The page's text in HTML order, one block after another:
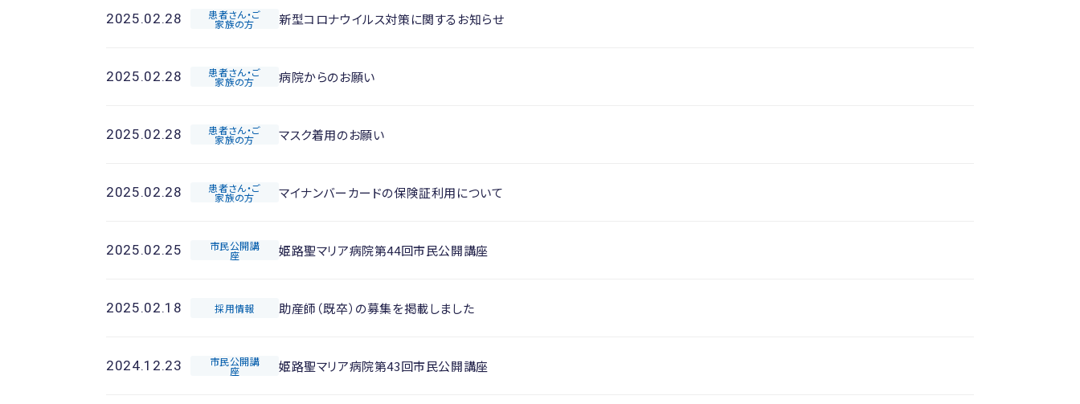
2025.02.28 患者さん・ご
家族の方 新型コロナウイルス対策に関するお知らせ
2025.02.28 患者さん・ご
家族の方 病院からのお願い
2025.02.28 患者さん・ご
家族の方 マスク着用のお願い
2025.02.28 患者さん・ご
家族の方 マイナンバーカードの保険証利用について
2025.02.25 市民公開講
座 姫路聖マリア病院第44回市民公開講座
2025.02.18 採用情報 助産師（既卒）の募集を掲載しました
2024.12.23 市民公開講
座 姫路聖マリア病院第43回市民公開講座